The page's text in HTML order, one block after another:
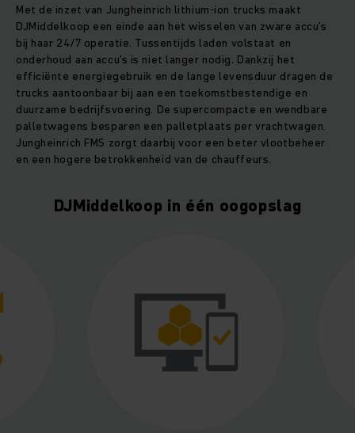
Met de inzet van Jungheinrich lithium‑ion trucks maakt
DJMiddelkoop een einde aan het wisselen van zware accu’s
bij haar 24/7 operatie. Tussentijds laden volstaat en
onderhoud aan accu’s is niet langer nodig. Dankzij het
efficiënte energiegebruik en de lange levensduur dragen de
trucks aantoonbaar bij aan een toekomstbestendige en
duurzame bedrijfsvoering. De supercompacte en wendbare
palletwagens besparen een palletplaats per vrachtwagen.
Jungheinrich FMS zorgt daarbij voor een beter vlootbeheer
en een hogere betrokkenheid van de chauffeurs.
DJMiddelkoop in één oogopslag